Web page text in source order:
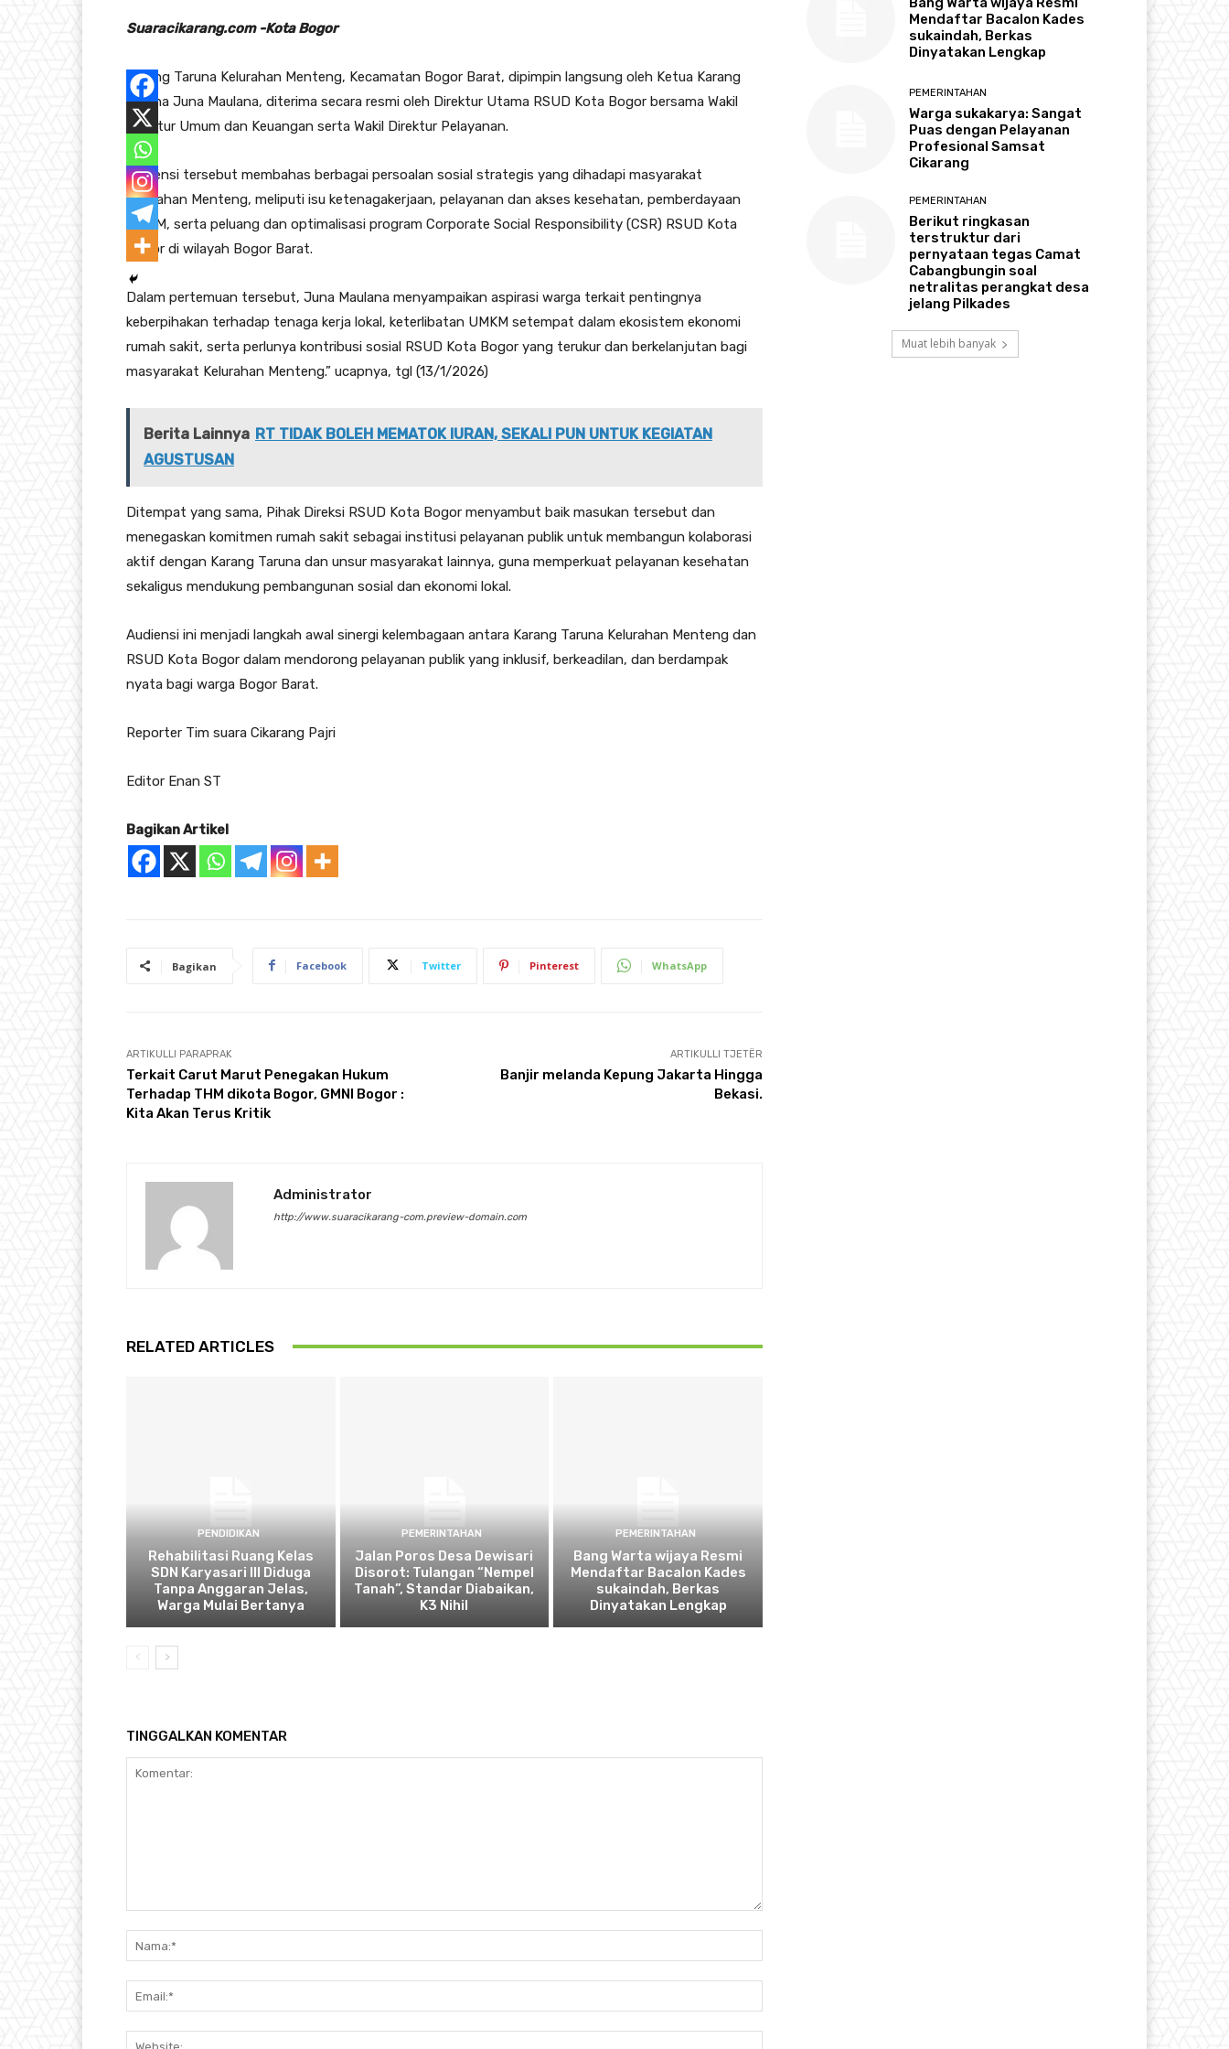
Suaracikarang.com -Kota Bogor
Karang Taruna Kelurahan Menteng, Kecamatan Bogor Barat, dipimpin langsung oleh Ketua Karang
Taruna Juna Maulana, diterima secara resmi oleh Direktur Utama RSUD Kota Bogor bersama Wakil
Direktur Umum dan Keuangan serta Wakil Direktur Pelayanan.
Audiensi tersebut membahas berbagai persoalan sosial strategis yang dihadapi masyarakat
Kelurahan Menteng, meliputi isu ketenagakerjaan, pelayanan dan akses kesehatan, pemberdayaan
UMKM, serta peluang dan optimalisasi program Corporate Social Responsibility (CSR) RSUD Kota
Bogor di wilayah Bogor Barat.
Dalam pertemuan tersebut, Juna Maulana menyampaikan aspirasi warga terkait pentingnya
keberpihakan terhadap tenaga kerja lokal, keterlibatan UMKM setempat dalam ekosistem ekonomi
rumah sakit, serta perlunya kontribusi sosial RSUD Kota Bogor yang terukur dan berkelanjutan bagi
masyarakat Kelurahan Menteng.” ucapnya, tgl (13/1/2026)
Berita Lainnya RT TIDAK BOLEH MEMATOK IURAN, SEKALI PUN UNTUK KEGIATAN
AGUSTUSAN
Ditempat yang sama, Pihak Direksi RSUD Kota Bogor menyambut baik masukan tersebut dan
menegaskan komitmen rumah sakit sebagai institusi pelayanan publik untuk membangun kolaborasi
aktif dengan Karang Taruna dan unsur masyarakat lainnya, guna memperkuat pelayanan kesehatan
sekaligus mendukung pembangunan sosial dan ekonomi lokal.
Audiensi ini menjadi langkah awal sinergi kelembagaan antara Karang Taruna Kelurahan Menteng dan
RSUD Kota Bogor dalam mendorong pelayanan publik yang inklusif, berkeadilan, dan berdampak
nyata bagi warga Bogor Barat.
Reporter Tim suara Cikarang Pajri
Editor Enan ST
Bagikan Artikel
Bagikan Facebook Twitter Pinterest WhatsApp
ARTIKULLI PARAPRAK
Terkait Carut Marut Penegakan Hukum
Terhadap THM dikota Bogor, GMNI Bogor :
Kita Akan Terus Kritik
ARTIKULLI TJETËR
Banjir melanda Kepung Jakarta Hingga
Bekasi.
Administrator
http://www.suaracikarang-com.preview-domain.com
RELATED ARTICLES
PENDIDIKAN
Rehabilitasi Ruang Kelas
SDN Karyasari III Diduga
Tanpa Anggaran Jelas,
Warga Mulai Bertanya
PEMERINTAHAN
Jalan Poros Desa Dewisari
Disorot: Tulangan “Nempel
Tanah”, Standar Diabaikan,
K3 Nihil
PEMERINTAHAN
Bang Warta wijaya Resmi
Mendaftar Bacalon Kades
sukaindah, Berkas
Dinyatakan Lengkap
TINGGALKAN KOMENTAR
Mendaftar Bacalon Kades
sukaindah, Berkas
Dinyatakan Lengkap
PEMERINTAHAN
Warga sukakarya: Sangat
Puas dengan Pelayanan
Profesional Samsat
Cikarang
PEMERINTAHAN
Berikut ringkasan
terstruktur dari
pernyataan tegas Camat
Cabangbungin soal
netralitas perangkat desa
jelang Pilkades
Muat lebih banyak